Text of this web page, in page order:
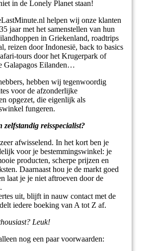
in de Lonely Planet staan!
helpen wij onze klanten
jaar met het samenstellen van hun
in Griekenland, roadtrips
reizen door Indonesië, back to basics
tours door het Krugerpark of
Galapagos Eilanden…
hebben wij tegenwoordig
voor de afzonderlijke
opgezet, die eigenlijk als
fungeren.
zelfstandig reisspecialist?
afwisselend. In het kort ben je
voor je bestemmingswinkel: je
producten, scherpe prijzen en
Daarnaast hou je de markt goed
laat je je niet aftroeven door de
uit, blijft in nauw contact met de
iedere boeking van A tot Z af.
Leuk!
nog een paar voorwaarden: